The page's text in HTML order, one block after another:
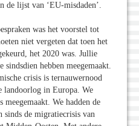
de lijst van ‘EU-misdaden’.
was het voorstel tot
niet vergeten dat toen het
het 2020 was. Jullie
sindsdien hebben meegemaakt.
crisis is ternauwernood
landoorlog in Europa. We
meegemaakt. We hadden de
sinds de migratiecrisis van